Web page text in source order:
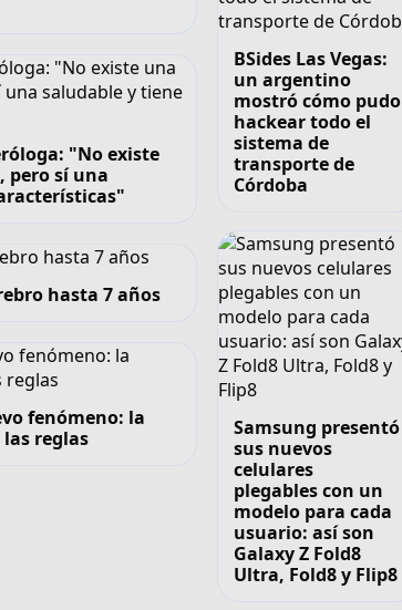
"No existe
pero sí una
hasta 7 años
fenómeno: la
reglas
BSides Las Vegas:
un argentino
mostró cómo pudo
hackear todo el
sistema de
transporte de
Córdoba
Samsung presentó
sus nuevos
celulares
plegables con un
modelo para cada
usuario: así son
Galaxy Z Fold8
Ultra, Fold8 y Flip8